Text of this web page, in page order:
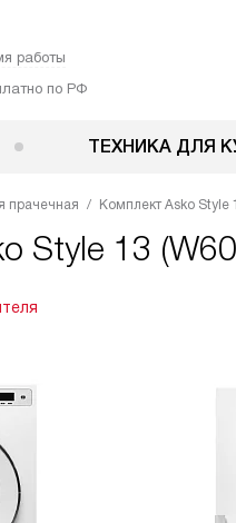
работы
по РФ
ТЕХНИКА ДЛЯ
прачечная Комплект Asko Style
Style 13